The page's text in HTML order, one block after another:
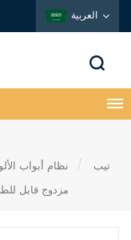
العربية
تيب / نظام أبواب
مزدوج قابل